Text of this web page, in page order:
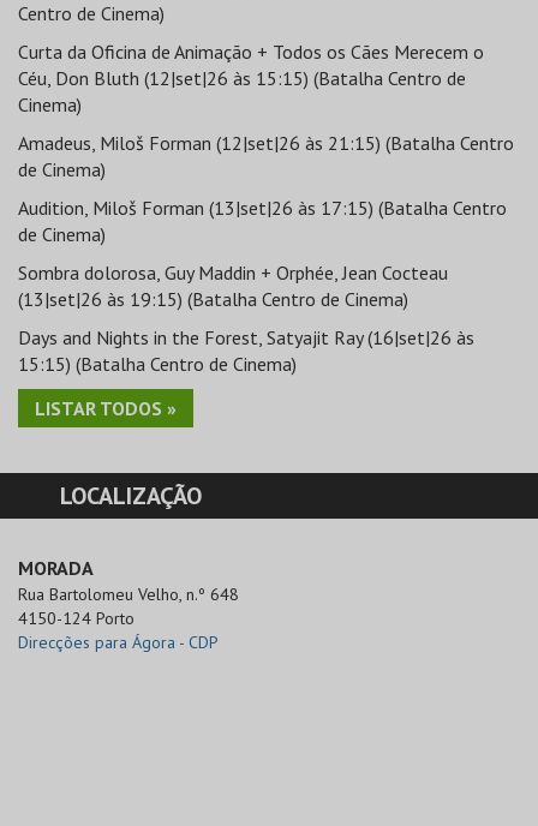
Centro de Cinema)
Curta da Oficina de Animação + Todos os Cães Merecem o
Céu, Don Bluth (12|set|26 às 15:15) (Batalha Centro de
Cinema)
Amadeus, Miloš Forman (12|set|26 às 21:15) (Batalha Centro
de Cinema)
Audition, Miloš Forman (13|set|26 às 17:15) (Batalha Centro
de Cinema)
Sombra dolorosa, Guy Maddin + Orphée, Jean Cocteau
(13|set|26 às 19:15) (Batalha Centro de Cinema)
Days and Nights in the Forest, Satyajit Ray (16|set|26 às
15:15) (Batalha Centro de Cinema)
LISTAR TODOS »
LOCALIZAÇÃO
MORADA
Rua Bartolomeu Velho, n.º 648
4150-124 Porto
Direcções para Ágora - CDP